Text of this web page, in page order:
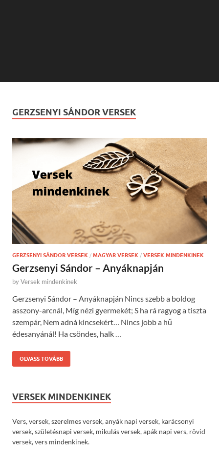
GERZSENYI SÁNDOR VERSEK
GERZSENYI SÁNDOR VERSEK / MAGYAR VERSEK / VERSEK MINDENKINEK
Gerzsenyi Sándor – Anyáknapján
byVersek mindenkinek
Gerzsenyi Sándor – Anyáknapján Nincs szebb a boldog
asszony-arcnál, Míg nézi gyermekét; S ha rá ragyog a tiszta
szempár, Nem adná kincsekért… Nincs jobb a hű
édesanyánál! Ha csöndes, halk …
OLVASS TOVÁBB
VERSEK MINDENKINEK
Vers, versek, szerelmes versek, anyák napi versek, karácsonyi
versek, születésnapi versek, mikulás versek, apák napi vers, rövid
versek, vers mindenkinek.